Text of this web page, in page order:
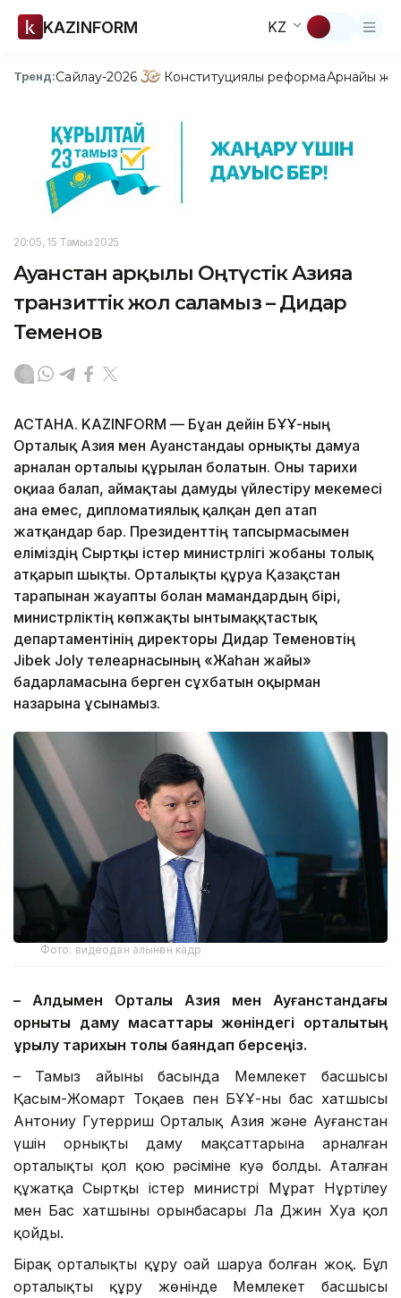
KAZINFORM KZ
Тренд:Сайлау-2026 Конституциялық реформаАрнайы
20:05, 15 Тамыз 2025
Ауғанстан арқылы Оңтүстік Азияға
транзиттік жол саламыз – Дидар
Теменов
АСТАНА. KAZINFORM — Бұған дейін БҰҰ-ның
Орталық Азия мен Ауғанстандағы орнықты дамуға
арналған орталығы құрылған болатын. Оны тарихи
оқиғаға балап, аймақтағы дамуды үйлестіру мекемесі
ғана емес, дипломатиялық қалқан деп атап
жатқандар бар. Президенттің тапсырмасымен
еліміздің Сыртқы істер министрлігі жобаны толық
атқарып шықты. Орталықты құруға Қазақстан
тарапынан жауапты болған мамандардың бірі,
министрліктің көпжақты ынтымаққтастық
департаментінің директоры Дидар Теменовтің
Jibek Joly телеарнасының «Жаһан жайы»
бағдарламасына берген сұхбатын оқырман
назарына ұсынамыз.
Фото: видеодан алынған кадр
– Алдымен Орталық Азия мен Ауғанстандағы
орнықты даму мақсаттары жөніндегі орталықтың
құрылу тарихын толық баяндап берсеңіз.
– Тамыз айының басында Мемлекет басшысы
Қасым-Жомарт Тоқаев пен БҰҰ-ның бас хатшысы
Антониу Гутерриш Орталық Азия және Ауғанстан
үшін орнықты даму мақсаттарына арналған
орталықтың қол қою рәсіміне куә болды. Аталған
құжатқа Сыртқы істер министрі Мұрат Нұртілеу
мен Бас хатшының орынбасары Ла Джин Хуа қол
қойды.
Бірақ орталықты құру оңай шаруа болған жоқ. Бұл
орталықты құру жөнінде Мемлекет басшысы